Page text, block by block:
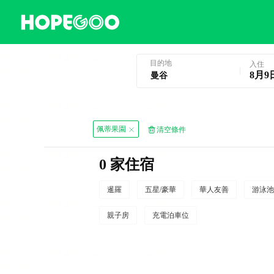
目的地 入住
8月9
佩蒂果園 清空條件
0 家住宿
暹羅 五星/豪華 華人友善 游泳池
親子房 充電泊車位